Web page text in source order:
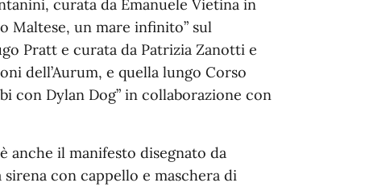
curata da Emanuele Vietina in
Maltese, un mare infinito” sul
Pratt e curata da Patrizia Zanotti e
dell’Aurum, e quella lungo Corso
con Dylan Dog” in collaborazione con
anche il manifesto disegnato da
con cappello e maschera di